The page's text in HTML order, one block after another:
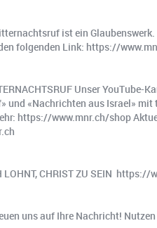
ist ein
folgenden Link: https://
Unser
und «Nachrichten aus Israel»
https://www.mnr.ch/shop
LOHNT, CHRIST ZU SEIN
uns auf Ihre Nachricht!